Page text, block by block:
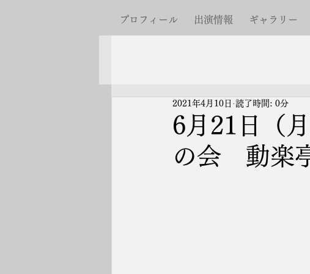
プロフィール 出演情報 ギャラリー
6月21日（
の会 動楽
2021年4月10日 読了時間: 0分